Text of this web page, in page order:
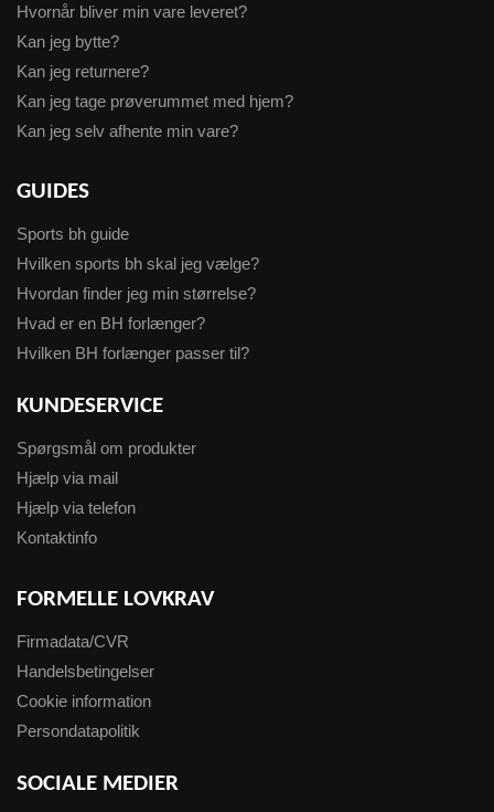
Hvornår bliver min vare leveret?
Kan jeg bytte?
Kan jeg returnere?
Kan jeg tage prøverummet med hjem?
Kan jeg selv afhente min vare?
GUIDES
Sports bh guide
Hvilken sports bh skal jeg vælge?
Hvordan finder jeg min størrelse?
Hvad er en BH forlænger?
Hvilken BH forlænger passer til?
KUNDESERVICE
Spørgsmål om produkter
Hjælp via mail
Hjælp via telefon
Kontaktinfo
FORMELLE LOVKRAV
Firmadata/CVR
Handelsbetingelser
Cookie information
Persondatapolitik
SOCIALE MEDIER